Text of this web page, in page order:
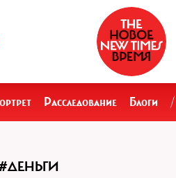
Расследование Блоги /